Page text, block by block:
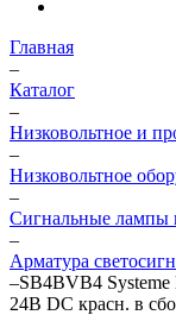
Главная
–
Каталог
–
Низковольтное и
–
Низковольтное
–
Сигнальные лампы
–
Арматура
–SB4BVB4 Systeme
24В DC красн. в